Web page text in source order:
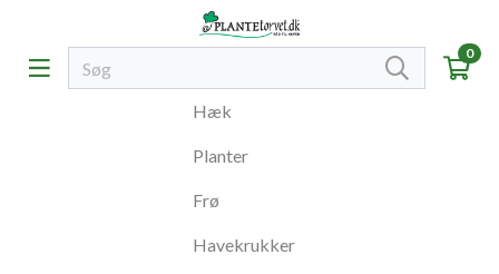
0
Hæk
Planter
Frø
Havekrukker